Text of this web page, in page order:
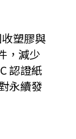
塑膠與
，減少
認證紙
永續發